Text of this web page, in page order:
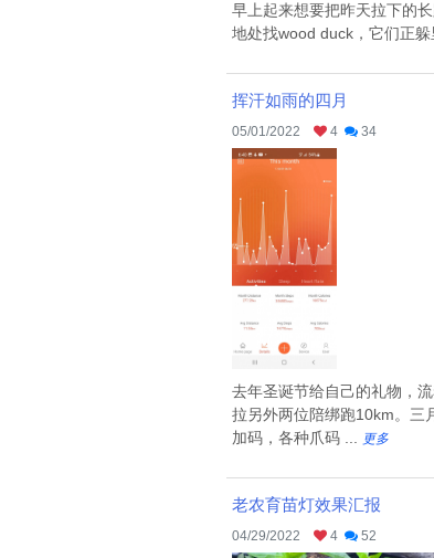
早上起来想要把昨天拉下的
地处找wood duck，它们正
挥汗如雨的四月
05/01/2022 4 34
去年圣诞节给自己的礼物，
拉另外两位陪绑跑10km。三
加码，各种爪码 ...
更多
老农育苗灯效果汇报
04/29/2022 4 52